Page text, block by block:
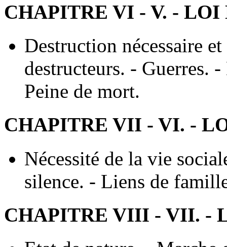
CHAPITRE VI - V. - LOI
Destruction nécessaire
destructeurs. - Guerres.
Peine de mort.
CHAPITRE VII - VI. -
Nécessité de la vie
silence. - Liens de
CHAPITRE VIII - VII. -